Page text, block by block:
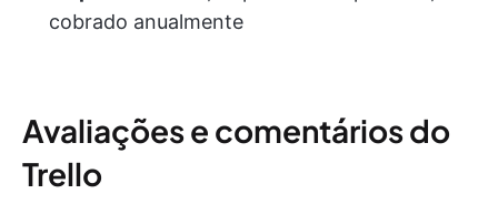
cobrado anualmente
Avaliações e comentários do
Trello